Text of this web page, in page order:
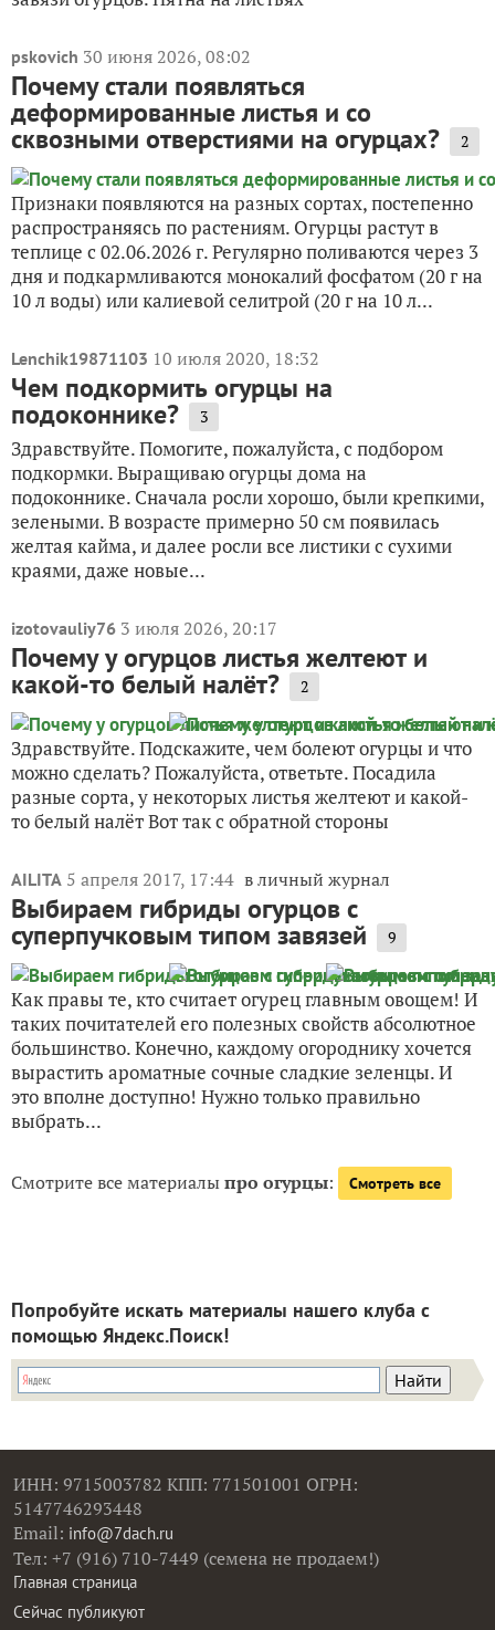
pskovich 30 июня 2026, 08:02
Почему стали появляться
деформированные листья и со
сквозными отверстиями на огурцах? 2
Признаки появляются на разных сортах, постепенно
распространяясь по растениям. Огурцы растут в
теплице с 02.06.2026 г. Регулярно поливаются через 3
дня и подкармливаются монокалий фосфатом (20 г на
10 л воды) или калиевой селитрой (20 г на 10 л...
Lenchik19871103 10 июля 2020, 18:32
Чем подкормить огурцы на
подоконнике? 3
Здравствуйте. Помогите, пожалуйста, с подбором
подкормки. Выращиваю огурцы дома на
подоконнике. Сначала росли хорошо, были крепкими,
зелеными. В возрасте примерно 50 см появилась
желтая кайма, и далее росли все листики с сухими
краями, даже новые...
izotovauliy76 3 июля 2026, 20:17
Почему у огурцов листья желтеют и
какой-то белый налёт? 2
Здравствуйте. Подскажите, чем болеют огурцы и что
можно сделать? Пожалуйста, ответьте. Посадила
разные сорта, у некоторых листья желтеют и какой-
то белый налёт Вот так с обратной стороны
AILITA 5 апреля 2017, 17:44 в личный журнал
Выбираем гибриды огурцов с
суперпучковым типом завязей 9
Как правы те, кто считает огурец главным овощем! И
таких почитателей его полезных свойств абсолютное
большинство. Конечно, каждому огороднику хочется
вырастить ароматные сочные сладкие зеленцы. И
это вполне доступно! Нужно только правильно
выбрать...
Смотрите все материалыпро огурцы: Смотреть все
Попробуйте искать материалы нашего клуба с
помощью Яндекс.Поиск!
ИНН: 9715003782 КПП: 771501001 ОГРН:
5147746293448
Email: info@7dach.ru
Тел: +7 (916) 710-7449 (семена не продаем!)
Главная страница
Сейчас публикуют